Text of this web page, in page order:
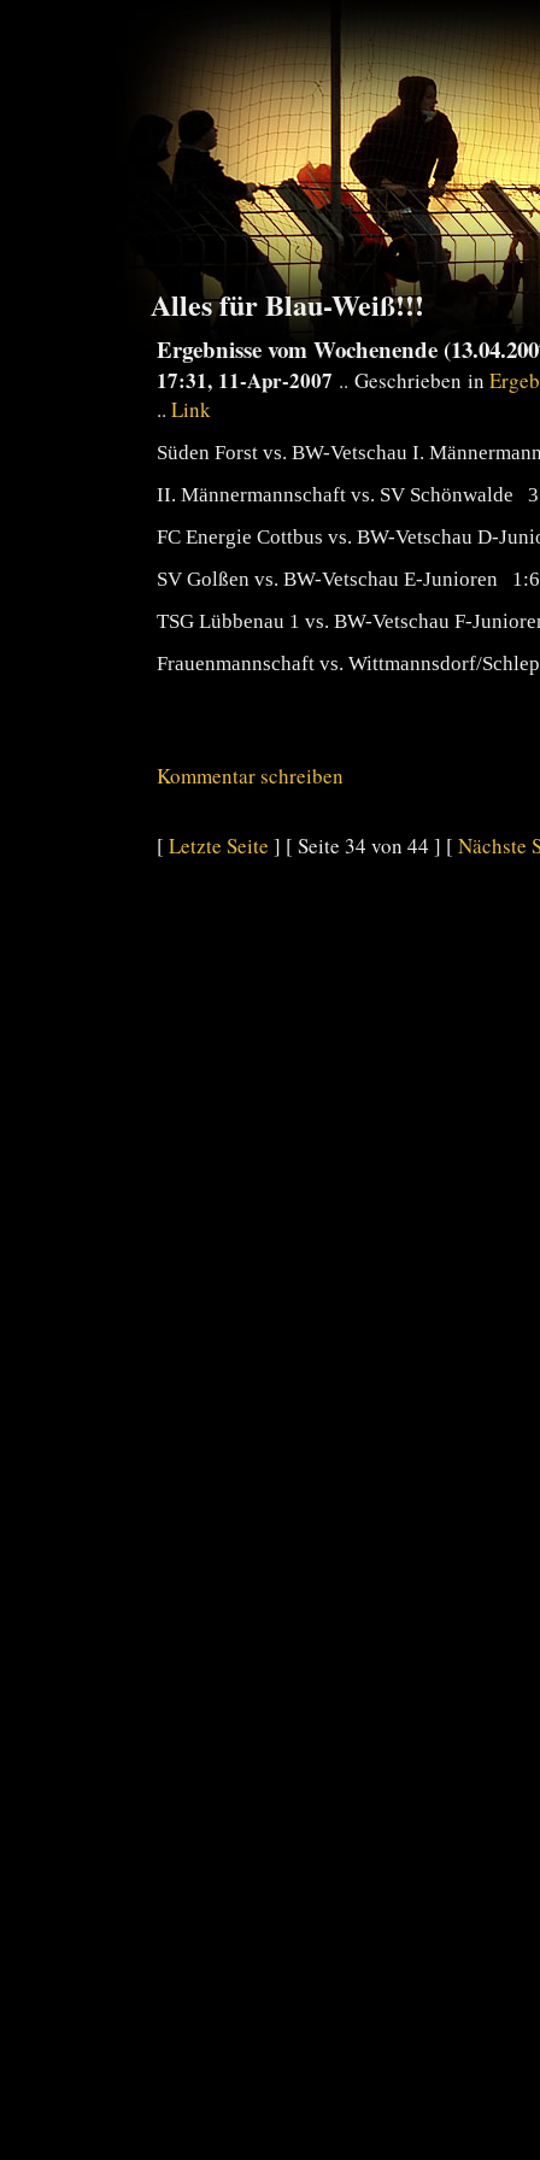
Alles für Blau-Weiß!!!
Ergebnisse vom Wochenende
17:31, 11-Apr-2007 .. Geschrieben in
.. Link
Süden Forst vs. BW-Vetschau I.
II. Männermannschaft vs. SV Schönwalde
FC Energie Cottbus vs. BW-Vetschau D-
SV Golßen vs. BW-Vetschau E-Junioren 1:6
TSG Lübbenau 1 vs. BW-Vetschau F-
Frauenmannschaft vs. Wittmannsdorf/
Kommentar schreiben
[ Letzte Seite ] [ Seite 34 von 44 ] [ Nächste